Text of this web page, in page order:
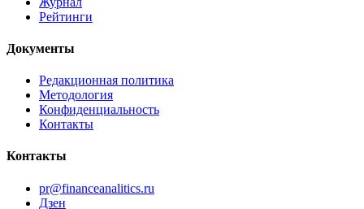
Рейтинги
Документы
Редакционная политика
Методология
Конфиденциальность
Контакты
Контакты
pr@financeanalitics.ru
Дзен